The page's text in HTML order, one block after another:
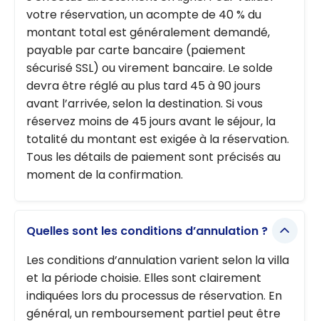
votre réservation, un acompte de 40 % du
montant total est généralement demandé,
payable par carte bancaire (paiement
sécurisé SSL) ou virement bancaire. Le solde
devra être réglé au plus tard 45 à 90 jours
avant l’arrivée, selon la destination. Si vous
réservez moins de 45 jours avant le séjour, la
totalité du montant est exigée à la réservation.
Tous les détails de paiement sont précisés au
moment de la confirmation.
Quelles sont les conditions d’annulation ?
Les conditions d’annulation varient selon la villa
et la période choisie. Elles sont clairement
indiquées lors du processus de réservation. En
général, un remboursement partiel peut être